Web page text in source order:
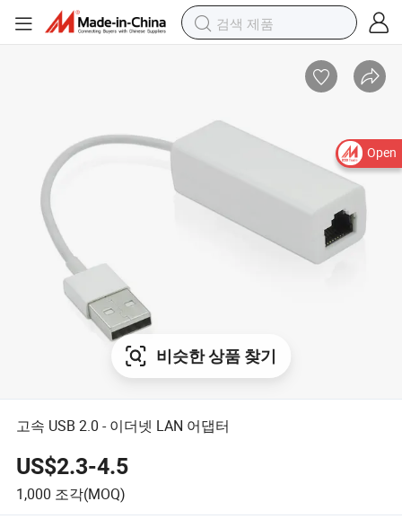
Open
비슷한 상품 찾기
고속 USB 2.0 - 이더넷 LAN 어댑터
US$2.3-4.5
1,000 조각(MOQ)